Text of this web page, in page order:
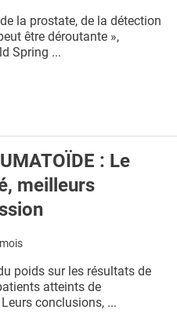
la prostate, de la détection
être déroutante »,
Spring ...
: Le
meilleurs
poids sur les résultats de
atteints de
conclusions, ...